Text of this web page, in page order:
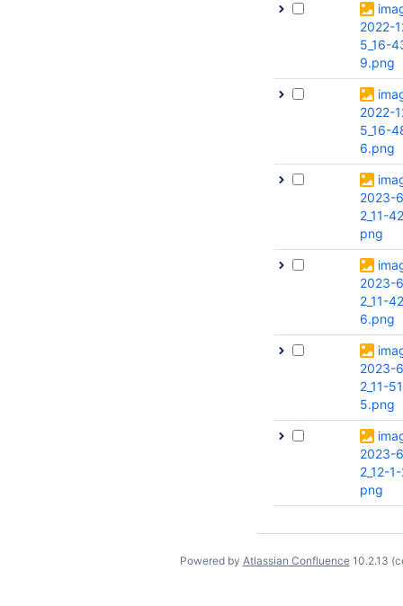
2022-
5_16-
9.png
2022-
5_16-
6.png
2023-
2_11-
png
2023-
2_11-
6.png
2023-
2_11-
5.png
2023-
2_12-
png
Powered by Atlassian Confluence 10.2.13